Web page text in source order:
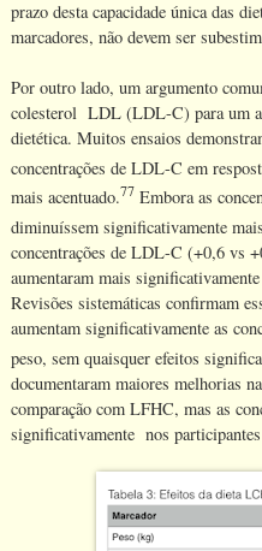
prazo desta capacidade única das
marcadores, não devem ser
Por outro lado, um argumento
colesterol LDL (LDL-C) para um
dietética. Muitos ensaios
concentrações de LDL-C em
mais acentuado.77 Embora as
diminuíssem significativamente
concentrações de LDL-C (+0,6 vs
aumentaram mais
Revisões sistemáticas confirmam
aumentam significativamente as
peso, sem quaisquer efeitos
documentaram maiores melhorias
comparação com LFHC, mas as
significativamente nos